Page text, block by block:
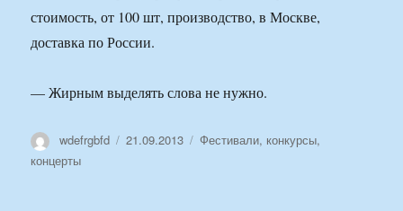
стоимость, от 100 шт, производство, в Москве,
доставка по России.
— Жирным выделять слова не нужно.
Автор
wdefrgbfd Опубликовано
21.09.2013 Рубрики
Фестивали, конкурсы,
концерты